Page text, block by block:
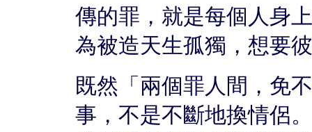
傳的罪，就是每個人身
為被造天生孤獨，想要
既然「兩個罪人間，免
事，不是不斷地換情侶